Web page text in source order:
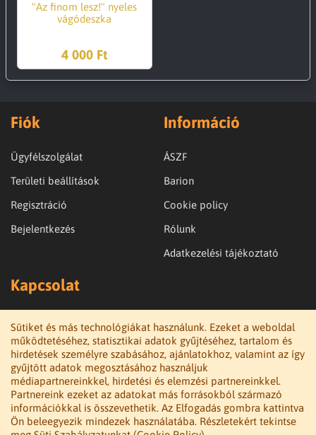
"Az finom lesz!" nyeles
vágódeszka
4 000 Ft
Sütiket és más technológiákat használunk. Ezeket a weboldal
működtetéséhez, statisztikai adatok gyűjtéséhez, tartalom és
hirdetések személyre szabásához, ajánlatokhoz, valamint az így
gyűjtött adatok megosztásához használjuk
médiapartnereinkkel, hirdetési és elemzési partnereinkkel.
Partnereink ezeket az adatokat más forrásokból származó
információkkal is összevethetik. Az Elfogadás gombra kattintva
Ön beleegyezik mindezek használatába. Részletekért tekintse
Fiók
Ügyfélszolgálat
Területi beállítások
Regisztráció
Bejelentkezés
Információ
ÁSZF
Barion
Cookie policy
Rólunk
Adatkezelési tájékoztató
Kapcsolat
LifeHex
9121 Győrszemere
+36-20-3562682
info@lifehex.hu